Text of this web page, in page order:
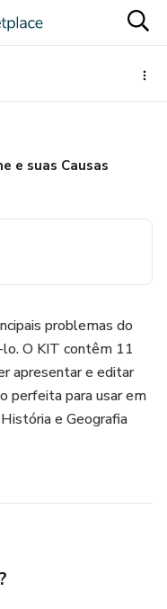
e suas Causas
problemas do
O KIT contêm 11
apresentar e editar
perfeita para usar em
e Geografia